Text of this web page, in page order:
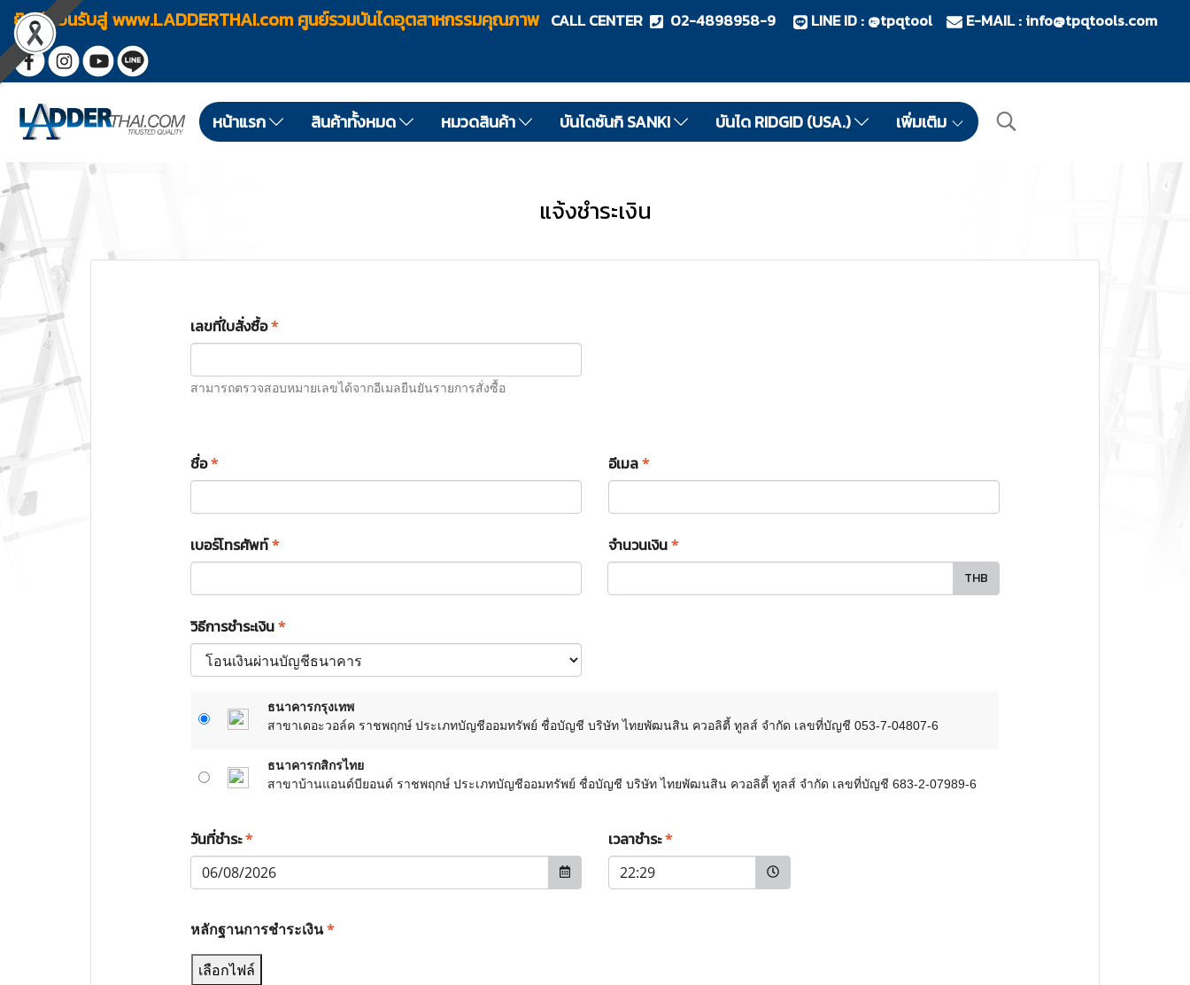
ยินดีต้อนรับสู่ www.LADDERTHAI.com ศูนย์รวมบันไดอุตสาหกรรมคุณภาพ CALL CENTER 02-4898958-9 LINE ID : @tpqtool E-MAIL : info@tpqtools.com
หน้าแรก สินค้าทั้งหมด หมวดสินค้า บันไดซันกิ SANKI บันได RIDGID (USA.) เพิ่มเติม
แจ้งชำระเงิน
เลขที่ใบสั่งซื้อ*
สามารถตรวจสอบหมายเลขได้จากอีเมลยืนยันรายการสั่งซื้อ
ชื่อ* อีเมล*
เบอร์โทรศัพท์* จำนวนเงิน*
THB
วิธีการชำระเงิน*
ธนาคารกรุงเทพ
สาขาเดอะวอล์ค ราชพฤกษ์ ประเภทบัญชีออมทรัพย์ ชื่อบัญชี บริษัท ไทยพัฒนสิน ควอลิตี้ ทูลส์ จำกัด เลขที่บัญชี 053-7-04807-6
ธนาคารกสิกรไทย
สาขาบ้านแอนด์บียอนด์ ราชพฤกษ์ ประเภทบัญชีออมทรัพย์ ชื่อบัญชี บริษัท ไทยพัฒนสิน ควอลิตี้ ทูลส์ จำกัด เลขที่บัญชี 683-2-07989-6
วันที่ชำระ* เวลาชำระ*
หลักฐานการชำระเงิน*
เลือกไฟล์